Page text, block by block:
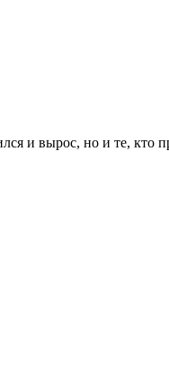
и вырос, но и те, кто